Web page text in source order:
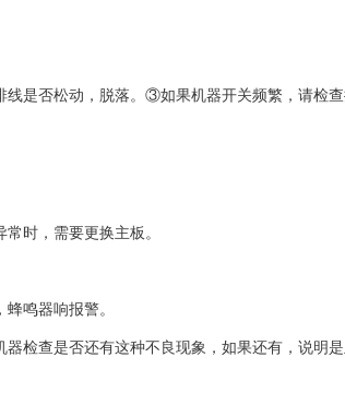
是否松动，脱落。③如果机器开关频繁，请检
时，需要更换主板。
鸣器响报警。
检查是否还有这种不良现象，如果还有，说明是